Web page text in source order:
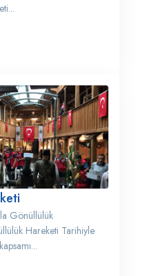
Gönüllülük
Hareketi Tarihiyle